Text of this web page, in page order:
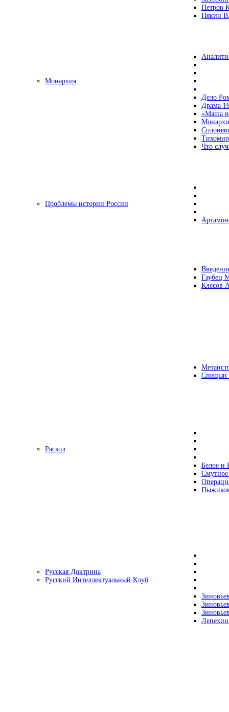
Петров
Пякин
Монархия
Дело
Драма
«Маша и
Что
Проблемы истории России
Гаубец
Клесов
Раскол
Белое и
Русская Доктрина
Русский Интеллектуальный Клуб